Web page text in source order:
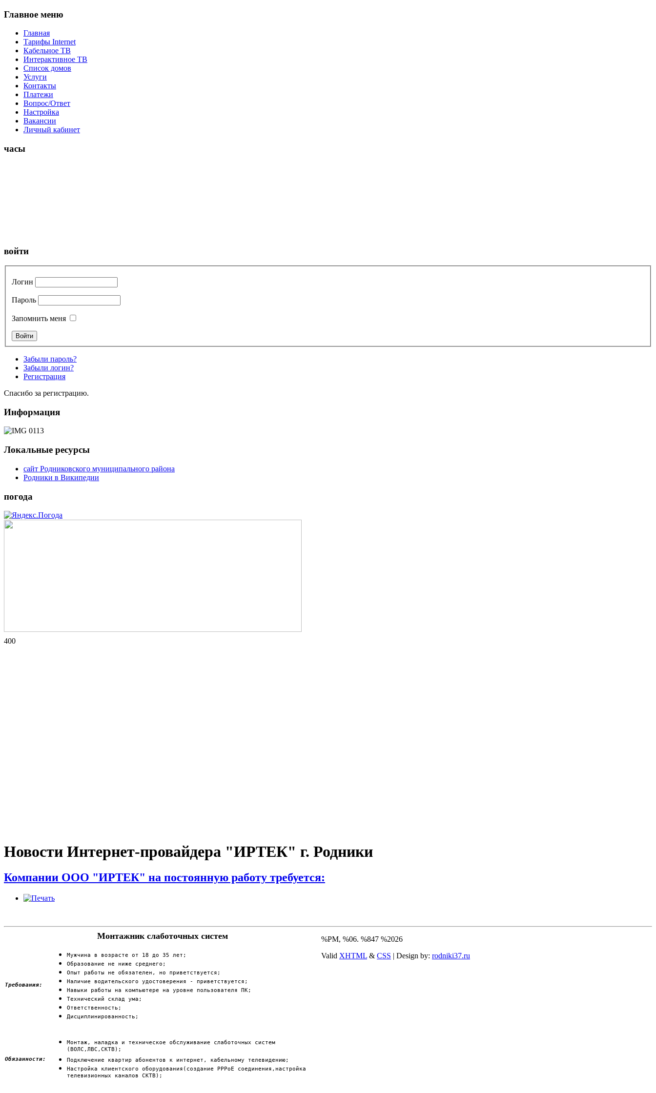
Главное меню
Главная
Тарифы Internet
Кабельное ТВ
Интерактивное ТВ
Список домов
Услуги
Контакты
Платежи
Вопрос/Ответ
Настройка
Вакансии
Личный кабинет
часы
войти
Логин
Пароль
Запомнить меня
Забыли пароль?
Забыли логин?
Регистрация
Спасибо за регистрацию.
Информация
Локальные ресурсы
сайт Родниковского муниципального района
Родники в Википедии
погода
400
Новости Интернет-провайдера "ИРТЕК" г. Родники
Компании ООО "ИРТЕК" на постоянную работу требуется:
Монтажник слаботочных систем
Требования:
Мужчина в возрасте от 18 до 35 лет;
Образование не ниже среднего;
Опыт работы не обязателен, но приветствуется;
Наличие водительского удостоверения - приветствуется;
Навыки работы на компьютере на уровне пользователя ПК;
Технический склад ума;
Ответственность;
Дисциплинированность;
Обязанности:
Монтаж, наладка и техническое обслуживание слаботочных систем
(ВОЛС,ЛВС,СКТВ);
Подключение квартир абонентов к интернет, кабельному телевидению;
Настройка клиентского оборудования(создание PPPoE соединения,настройка
телевизионных каналов СКТВ);
%PM, %06. %847 %2026
Valid XHTML & CSS | Design by: rodniki37.ru